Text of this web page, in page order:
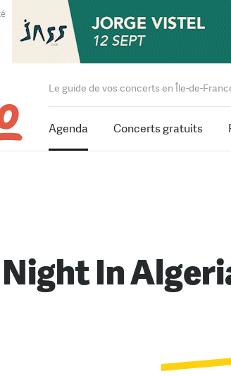
Le guide de vos concerts en Île-de-
Agenda Concerts gratuits
In